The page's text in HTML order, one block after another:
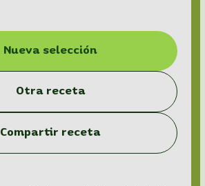
Otra receta
Nueva selección
Compartir receta